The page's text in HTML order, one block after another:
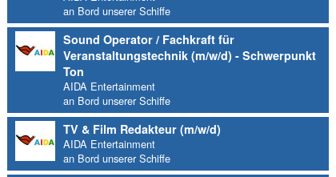
an Bord unserer Schiffe
Sound Operator / Fachkraft für
Veranstaltungstechnik (m/w/d) - Schwerpunkt
Ton
AIDA Entertainment
an Bord unserer Schiffe
TV & Film Redakteur (m/w/d)
AIDA Entertainment
an Bord unserer Schiffe